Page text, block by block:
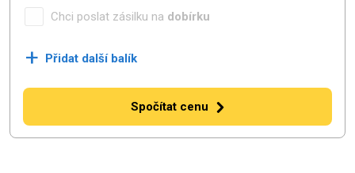
Chci poslat zásilku na dobírku
+ Přidat další balík
Spočítat cenu